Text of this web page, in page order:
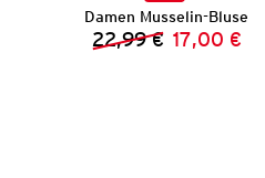
Damen Musselin-Bluse
22,99 € Neuer
17,00 €